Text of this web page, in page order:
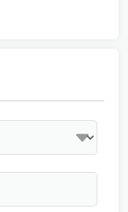
正式启航！